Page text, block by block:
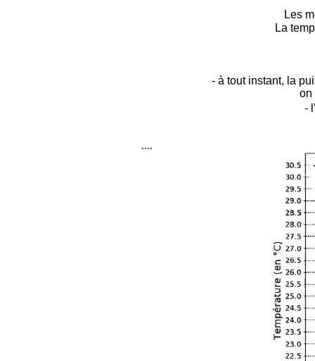
....
Les
La
- à tout instant, la
on
-